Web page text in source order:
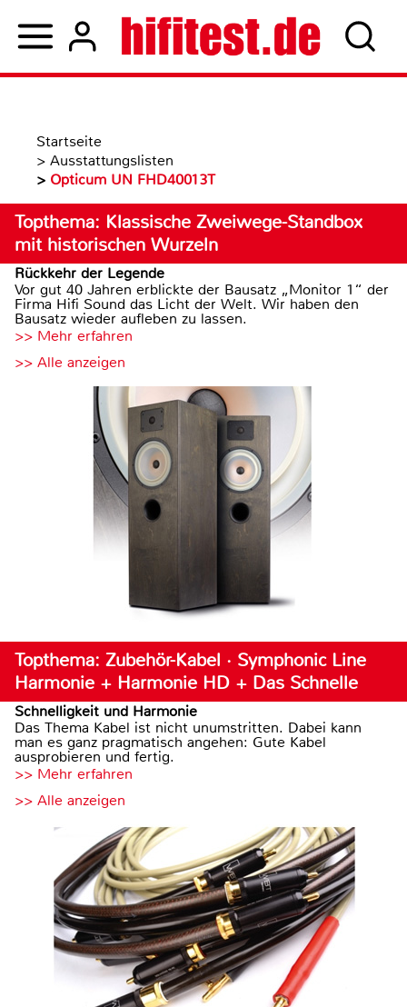
Startseite
> Ausstattungslisten
> Opticum UN FHD40013T
Topthema: Klassische Zweiwege-Standbox
mit historischen Wurzeln
Rückkehr der Legende
Vor gut 40 Jahren erblickte der Bausatz „Monitor 1“ der
Firma Hifi Sound das Licht der Welt. Wir haben den
Bausatz wieder aufleben zu lassen.
>> Mehr erfahren
>> Alle anzeigen
Topthema: Zubehör-Kabel · Symphonic Line
Harmonie + Harmonie HD + Das Schnelle
Schnelligkeit und Harmonie
Das Thema Kabel ist nicht unumstritten. Dabei kann
man es ganz pragmatisch angehen: Gute Kabel
ausprobieren und fertig.
>> Mehr erfahren
>> Alle anzeigen